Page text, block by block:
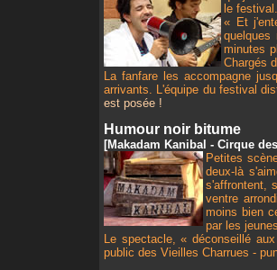
le festival.
« Et
quelques
minutes
Chargés
La fanfare les accompagne
arrivants. L'équipe du festival
est posée !
Humour noir bitume
[Makadam Kanibal - Cirque
Petites
deux-là
s'affrontent,
ventre
moins bien
par les
Le spectacle, « déconseillé
public des Vieilles Charrues -